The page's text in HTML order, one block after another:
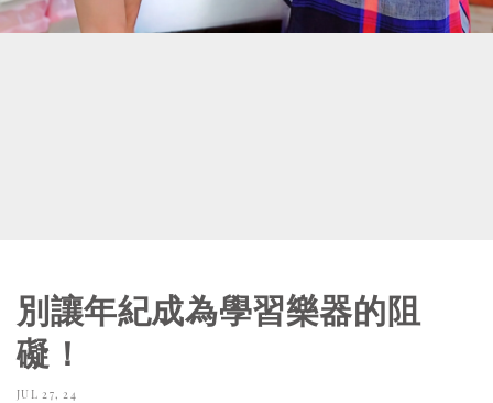
別讓年紀成為學習樂器的阻
礙！
JUL 27, 24